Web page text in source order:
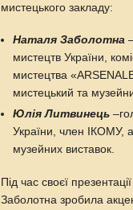
мистецького закладу:
Наталя Заболотна
мистецтв України,
мистецтва
мистецький та
Юлія Литвинець
України, член ІКОМУ,
музейних виставок.
Під час своєї
Заболотна зробила